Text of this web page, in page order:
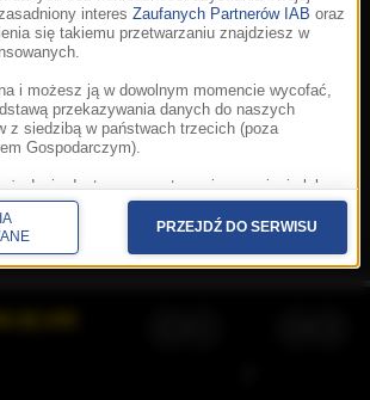
z portalu oznacza akceptację
.Aplikacje.© 2026 Radio Muzyka
Fakty Grupa RMF sp. z o.o. sp. k.
interes Zaufanych Partnerów IAB oraz
się takiemu przetwarzaniu znajdziesz w
i możesz ją w dowolnym momencie wycofać,
przekazywania danych do naszych
z siedzibą w państwach trzecich (poza
Gospodarczym).
żądania dostępu, sprostowania, usunięcia lub
danych, a także złożenia skargi do
Danych Osobowych. W polityce prywatności
jak wykonać swoje prawa. Szczegółowe
Twoich danych znajdują się w
PRZEJDŹ DO SERWISU